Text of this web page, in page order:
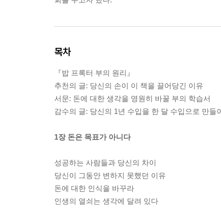
목차
『밥 프록터 부의 원리』
추천의 글: 당신의 손이 이 책을 끌어당긴 이유
서문: 돈에 대한 생각을 영원히 바꿀 부의 학습서
감수의 글: 당신의 1년 수입을 한 달 수입으로 만들
1장 돈은 목표가 아니다
성공하는 사람들과 당신의 차이
당신이 그동안 변하지 못했던 이유
돈에 대한 인식을 바꾸라
인생의 열쇠는 생각에 달려 있다